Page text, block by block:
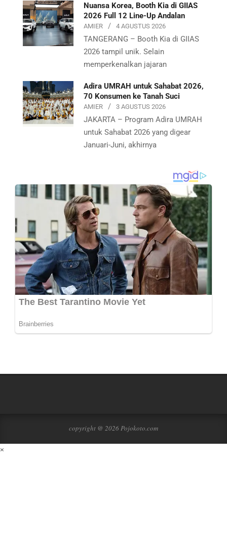
Nuansa Korea, Booth Kia di GIIAS
2026 Full 12 Line-Up Andalan
AMIER 4 AGUSTUS 2026
TANGERANG – Booth Kia di GIIAS
2026 tampil unik. Selain
memperkenalkan jajaran
Adira UMRAH untuk Sahabat 2026,
70 Konsumen ke Tanah Suci
AMIER 3 AGUSTUS 2026
JAKARTA – Program Adira UMRAH
untuk Sahabat 2026 yang digear
Januari-Juni, akhirnya
copyright @ 2026 Pojokoto.com
×